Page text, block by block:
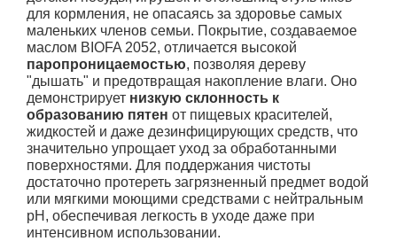
для кормления, не опасаясь за здоровье самых
маленьких членов семьи. Покрытие, создаваемое
маслом BIOFA 2052, отличается высокой
паропроницаемостью, позволяя дереву
"дышать" и предотвращая накопление влаги. Оно
демонстрирует низкую склонность к
образованию пятен от пищевых красителей,
жидкостей и даже дезинфицирующих средств, что
значительно упрощает уход за обработанными
поверхностями. Для поддержания чистоты
достаточно протереть загрязненный предмет водой
или мягкими моющими средствами с нейтральным
pH, обеспечивая легкость в уходе даже при
интенсивном использовании.